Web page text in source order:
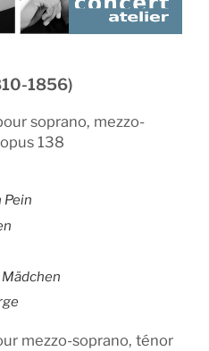
1856)
soprano, mezzo-
138
Pein
mezzo-soprano, ténor